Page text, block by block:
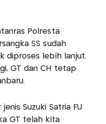
Polresta
SS sudah
diproses lebih lanjut.
GT dan CH tetap
Suzuki Satria FU
GT telah kita